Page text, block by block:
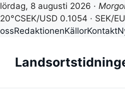
lördag, 8 augusti 2026 ·
20°CSEK/USD 0.1054 · SEK/
ossRedaktionenKällorKontakt
innehåll